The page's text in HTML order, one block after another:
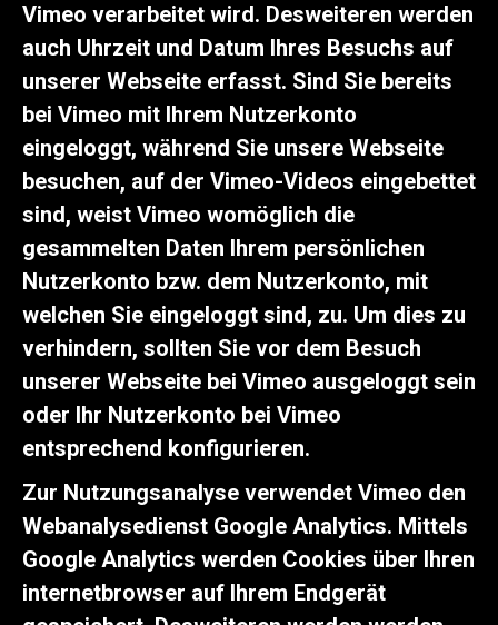
Vimeo verarbeitet wird. Desweiteren werden
auch Uhrzeit und Datum Ihres Besuchs auf
unserer Webseite erfasst. Sind Sie bereits
bei Vimeo mit Ihrem Nutzerkonto
eingeloggt, während Sie unsere Webseite
besuchen, auf der Vimeo-Videos eingebettet
sind, weist Vimeo womöglich die
gesammelten Daten Ihrem persönlichen
Nutzerkonto bzw. dem Nutzerkonto, mit
welchen Sie eingeloggt sind, zu. Um dies zu
verhindern, sollten Sie vor dem Besuch
unserer Webseite bei Vimeo ausgeloggt sein
oder Ihr Nutzerkonto bei Vimeo
entsprechend konfigurieren.
Zur Nutzungsanalyse verwendet Vimeo den
Webanalysedienst Google Analytics. Mittels
Google Analytics werden Cookies über Ihren
internetbrowser auf Ihrem Endgerät